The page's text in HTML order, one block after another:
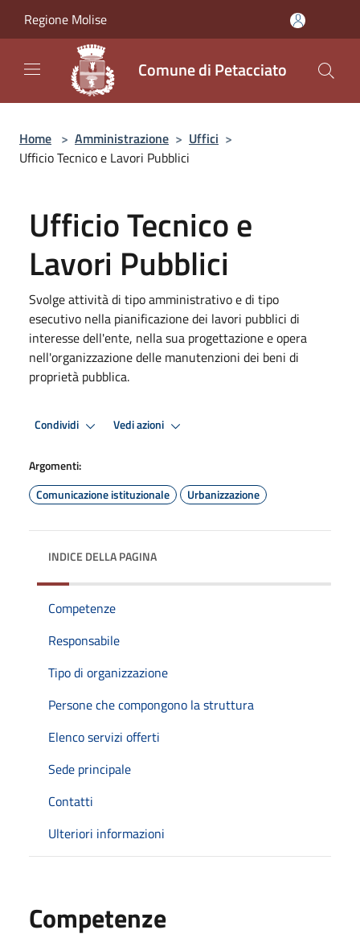
Regione Molise
Comune di Petacciato
Home > Amministrazione > Uffici >
Ufficio Tecnico e Lavori Pubblici
Ufficio Tecnico e
Lavori Pubblici
Svolge attività di tipo amministrativo e di tipo
esecutivo nella pianificazione dei lavori pubblici di
interesse dell'ente, nella sua progettazione e opera
nell'organizzazione delle manutenzioni dei beni di
proprietà pubblica.
Condividi Vedi azioni
Argomenti:
Comunicazione istituzionale
Urbanizzazione
INDICE DELLA PAGINA
Competenze
Responsabile
Tipo di organizzazione
Persone che compongono la struttura
Elenco servizi offerti
Sede principale
Contatti
Ulteriori informazioni
Competenze